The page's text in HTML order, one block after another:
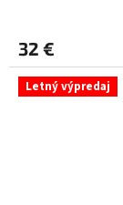
32 €
Letný výpredaj